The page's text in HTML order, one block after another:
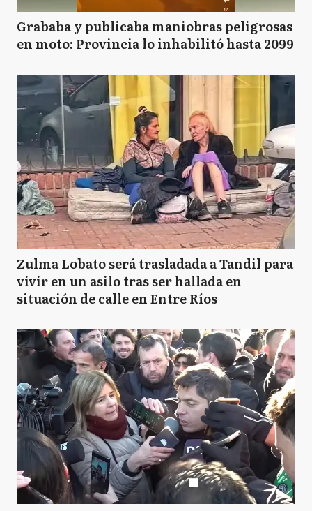
Grababa y publicaba maniobras peligrosas
en moto: Provincia lo inhabilitó hasta 2099
Zulma Lobato será trasladada a Tandil para
vivir en un asilo tras ser hallada en
situación de calle en Entre Ríos